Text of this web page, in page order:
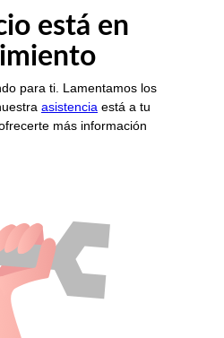
está en
para ti. Lamentamos los
asistencia está a tu
más información